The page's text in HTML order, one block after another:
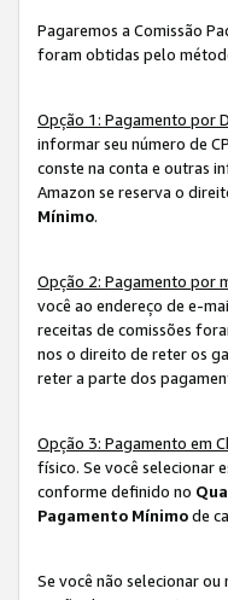
Pagaremos a Comissão
foram obtidas pelo
Opção 1: Pagamento por
informar seu número de
conste na conta e outras
Amazon se reserva o
Mínimo.
Opção 2: Pagamento por
você ao endereço de e-
receitas de comissões
nos o direito de reter os
reter a parte dos
Opção 3: Pagamento em
físico. Se você selecionar
conforme definido no
Pagamento Mínimode
Se você não selecionar